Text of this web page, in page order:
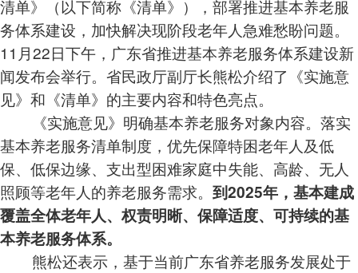
清单》（以下简称《清单》），部署推进基本养老服
务体系建设，加快解决现阶段老年人急难愁盼问题。
11月22日下午，广东省推进基本养老服务体系建设新
闻发布会举行。省民政厅副厅长熊松介绍了《实施意
见》和《清单》的主要内容和特色亮点。
《实施意见》明确基本养老服务对象内容。落实
基本养老服务清单制度，优先保障特困老年人及低
保、低保边缘、支出型困难家庭中失能、高龄、无人
照顾等老年人的养老服务需求。 到2025年，基本建成
覆盖全体老年人、权责明晰、保障适度、可持续的基
本养老服务体系。
熊松还表示，基于当前广东省养老服务发展处于